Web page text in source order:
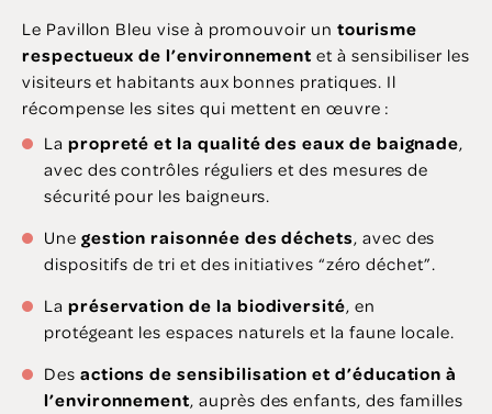
Le Pavillon Bleu vise à promouvoir un tourisme
respectueux de l’environnement et à sensibiliser les
visiteurs et habitants aux bonnes pratiques. Il
récompense les sites qui mettent en œuvre :
La propreté et la qualité des eaux de baignade,
avec des contrôles réguliers et des mesures de
sécurité pour les baigneurs.
Une gestion raisonnée des déchets, avec des
dispositifs de tri et des initiatives “zéro déchet”.
La préservation de la biodiversité, en
protégeant les espaces naturels et la faune locale.
Des actions de sensibilisation et d’éducation à
l’environnement, auprès des enfants, des familles